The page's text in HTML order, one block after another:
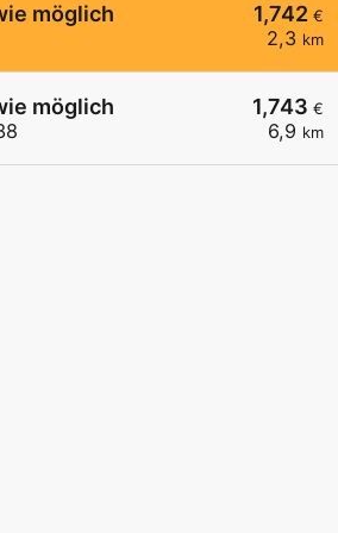
1,742 €
2,3 km
möglich
1,743 €
6,9 km
möglich